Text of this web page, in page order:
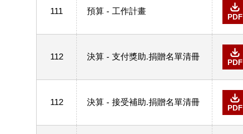
111 預算 - 工作計畫
PDF
112 決算 - 支付獎助.捐贈名單清冊
PDF
112 決算 - 接受補助.捐贈名單清冊
PDF